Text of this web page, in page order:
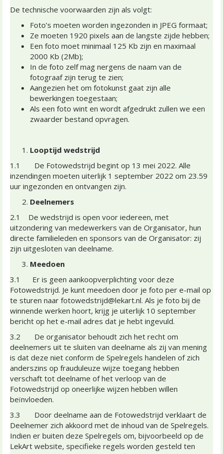
De technische voorwaarden zijn als volgt:
Foto’s moeten worden ingezonden in JPEG formaat;
Ze moeten 1920 pixels aan de langste zijde hebben;
Een foto moet minimaal 125 Kb zijn en maximaal
2000 Kb (2Mb);
In de foto zelf mag nergens de naam van de
fotograaf zijn terug te zien;
Aangezien het om fotokunst gaat zijn alle
bewerkingen toegestaan;
Als een foto wint en wordt afgedrukt zullen we een
zwaarder bestand opvragen.
Looptijd wedstrijd
1.1 De Fotowedstrijd begint op 13 mei 2022. Alle
inzendingen moeten uiterlijk 1 september 2022 om 23.59
uur ingezonden en ontvangen zijn.
Deelnemers
2.1 De wedstrijd is open voor iedereen, met
uitzondering van medewerkers van de Organisator, hun
directe familieleden en sponsors van de Organisator: zij
zijn uitgesloten van deelname.
Meedoen
3.1 Er is geen aankoopverplichting voor deze
Fotowedstrijd. Je kunt meedoen door je foto per e-mail op
te sturen naar fotowedstrijd@lekart.nl. Als je foto bij de
winnende werken hoort, krijg je uiterlijk 10 september
bericht op het e-mail adres dat je hebt ingevuld.
3.2 De organisator behoudt zich het recht om
deelnemers uit te sluiten van deelname als zij van mening
is dat deze niet conform de Spelregels handelen of zich
anderszins op frauduleuze wijze toegang hebben
verschaft tot deelname of het verloop van de
Fotowedstrijd op oneerlijke wijzen hebben willen
beïnvloeden.
3.3 Door deelname aan de Fotowedstrijd verklaart de
Deelnemer zich akkoord met de inhoud van de Spelregels.
Indien er buiten deze Spelregels om, bijvoorbeeld op de
LekArt website, specifieke regels worden gesteld ten